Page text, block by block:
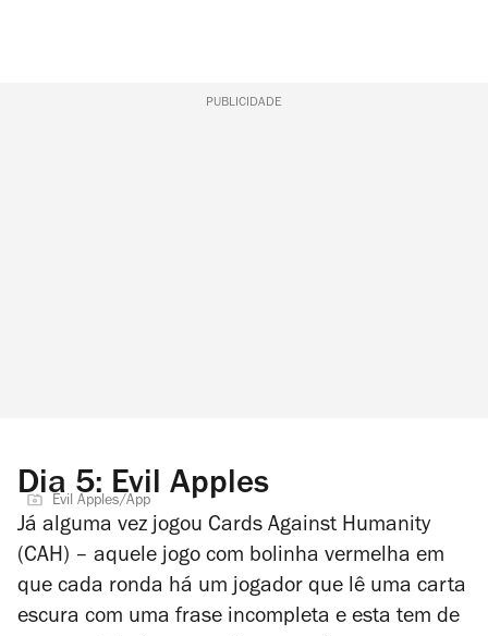
PUBLICIDADE
Dia 5: Evil Apples
Evil Apples/App
Já alguma vez jogou Cards Against Humanity
(CAH) – aquele jogo com bolinha vermelha em
que cada ronda há um jogador que lê uma carta
escura com uma frase incompleta e esta tem de